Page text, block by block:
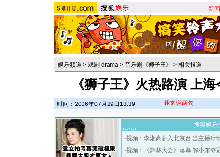
新闻
娱乐频道 > 戏剧 drama > 音乐剧《狮子王》 > 相关报道
《狮子王》火热路演 上
时间：2006年07月29日13:39 我来说两句
搜狐娱乐
·视频：李湘高薪入北京台 当主播疗
·视频：《舞林大会》落幕 解小东夺